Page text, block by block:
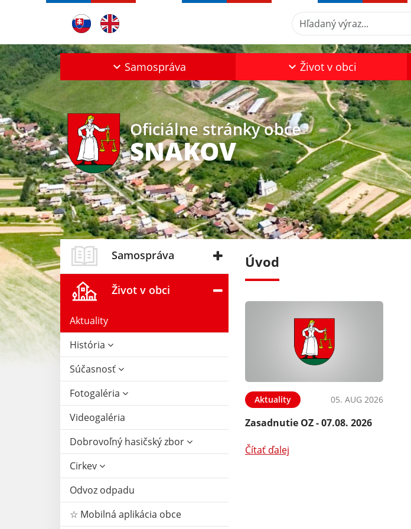
Hľadaný výraz...
Samospráva Život v obci
Oficiálne stránky obce
SNAKOV
Samospráva
Život v obci
Aktuality
História
Súčasnosť
Fotogaléria
Videogaléria
Dobrovoľný hasičský zbor
Cirkev
Odvoz odpadu
☆ Mobilná aplikácia obce
Úvod
02. JAN 2026 Aktuality
Slávnostné posedenie
dôchodcov - fotogaléria.
Aktuality 05. AUG 2026
Zasadnutie OZ - 07.08. 2026
Čítať ďalej